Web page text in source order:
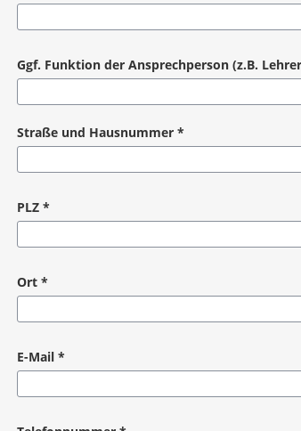
Ggf. Funktion der Ansprechperson (z.B.
Straße und Hausnummer*
PLZ*
Ort*
E-Mail*